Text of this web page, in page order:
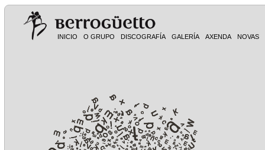
INICIO O GRUPO DISCOGRAFÍA GALERÍA AXENDA NOVAS